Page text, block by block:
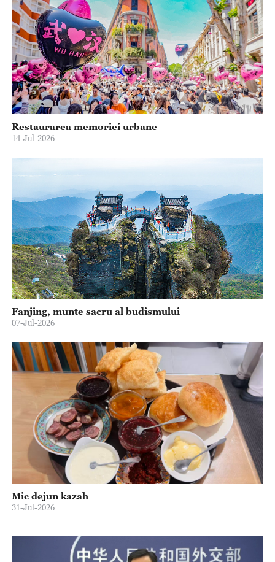
Restaurarea memoriei urbane
14-Jul-2026
Fanjing, munte sacru al budismului
07-Jul-2026
Mic dejun kazah
31-Jul-2026